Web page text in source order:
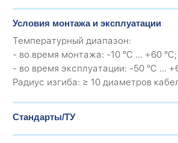
Условия монтажа и эксплуатации
Температурный диапазон:
- во время монтажа: -10 °C ... +60 °C;
- во время эксплуатации: -50 °C ...
Радиус изгиба: ≥ 10 диаметров
Стандарты/ТУ